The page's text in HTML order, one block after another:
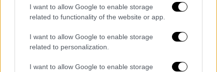
I want to allow Google to enable storage
related to functionality of the website or app.
I want to allow Google to enable storage
related to personalization.
I want to allow Google to enable storage
Η Άννα Διαμαντοπούλου διεκδικεί την
πρώτη θέση στην εκλογή